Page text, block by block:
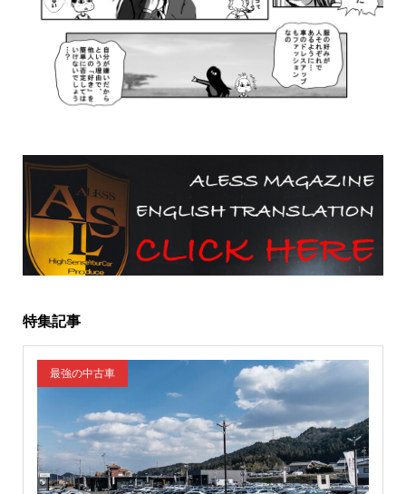
特集記事
最強の中古車